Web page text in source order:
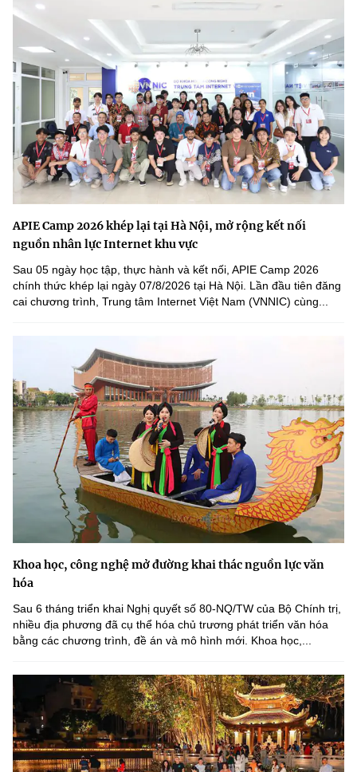
APIE Camp 2026 khép lại tại Hà Nội, mở rộng kết nối
nguồn nhân lực Internet khu vực
Sau 05 ngày học tập, thực hành và kết nối, APIE Camp 2026
chính thức khép lại ngày 07/8/2026 tại Hà Nội. Lần đầu tiên đăng
cai chương trình, Trung tâm Internet Việt Nam (VNNIC) cùng...
Khoa học, công nghệ mở đường khai thác nguồn lực văn
hóa
Sau 6 tháng triển khai Nghị quyết số 80-NQ/TW của Bộ Chính trị,
nhiều địa phương đã cụ thể hóa chủ trương phát triển văn hóa
bằng các chương trình, đề án và mô hình mới. Khoa học,...